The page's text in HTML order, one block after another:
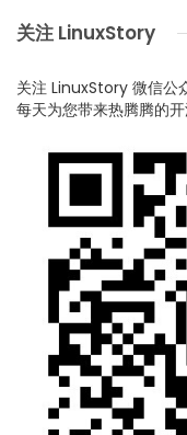
关注 LinuxStory
关注 LinuxStory 微信公
每天为您带来热腾腾的